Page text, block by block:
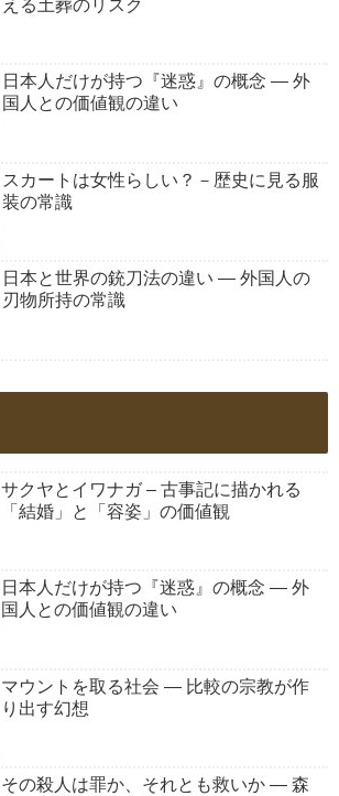
える土葬のリスク
日本人だけが持つ『迷惑』の概念 ― 外
国人との価値観の違い
スカートは女性らしい？－歴史に見る服
装の常識
日本と世界の銃刀法の違い ― 外国人の
刃物所持の常識
サクヤとイワナガ – 古事記に描かれる
「結婚」と「容姿」の価値観
日本人だけが持つ『迷惑』の概念 ― 外
国人との価値観の違い
マウントを取る社会 ― 比較の宗教が作
り出す幻想
その殺人は罪か、それとも救いか ― 森